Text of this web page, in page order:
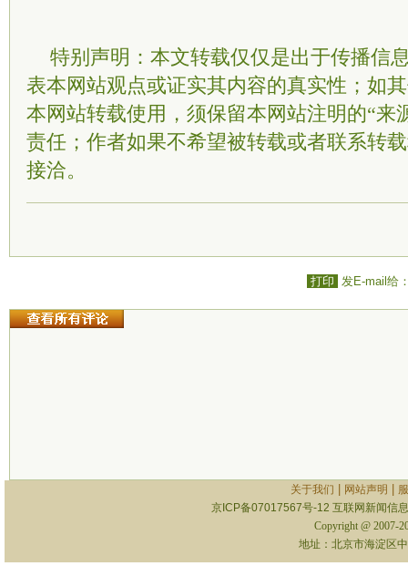
特别声明：本文转载仅仅是出于传播信
表本网站观点或证实其内容的真实性；如
本网站转载使用，须保留本网站注明的“来
责任；作者如果不希望被转载或者联系转
接洽。
打印 发E-mail给
关于我们 网站声明
京ICP备07017567号-12 互联网新闻信
Copyright @ 2007-
地址：北京市海淀区